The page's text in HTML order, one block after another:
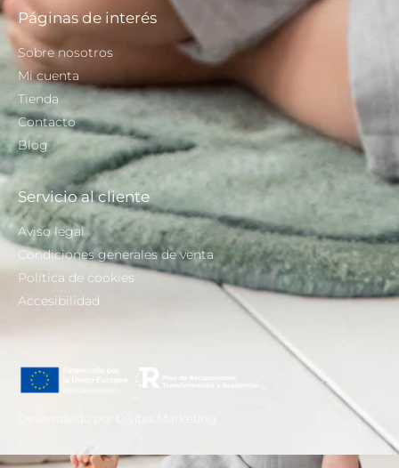
Páginas de interés
Sobre nosotros
Mi cuenta
Tienda
Contacto
Blog
Servicio al cliente
Aviso legal
Condiciones generales de venta
Política de cookies
Accesibilidad